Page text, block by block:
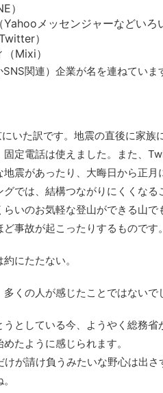
）
メッセンジャーなどいろ
）
Mixi）
関連）企業が名を連ねてい
いた訳です。地震の直後に家
定電話は使えました。また、
地震があったり、大晦日から正
では、結構つながりにくくなる
らいのお気軽な登山ができる山
事故が起こったりするものです。
にたたない。
くの人が感じたことではないで
うとしている今、ようやく総務
たように感じられます。
けが請け負うみたいな野心は出